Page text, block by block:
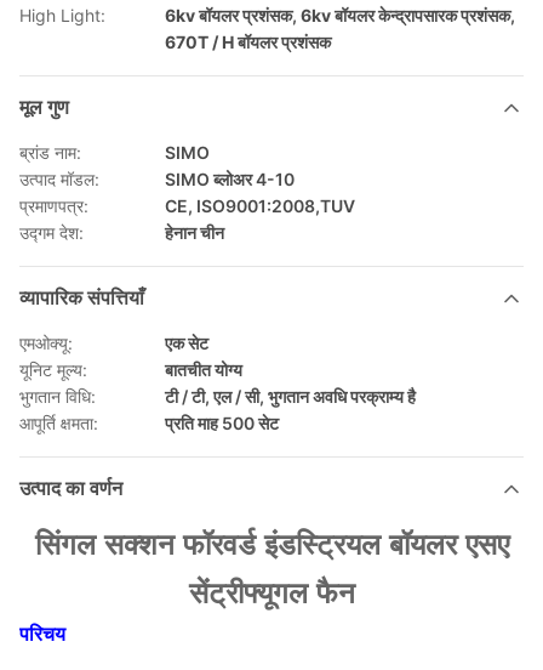
High Light:
6kv बॉयलर प्रशंसक, 6kv बॉयलर केन्द्रापसारक प्रशंसक,
670T / H बॉयलर प्रशंसक
मूल गुण
ब्रांड नाम:
SIMO
उत्पाद मॉडल:
SIMO ब्लोअर 4-10
प्रमाणपत्र:
CE, ISO9001:2008,TUV
उद्गम देश:
हेनान चीन
व्यापारिक संपत्तियाँ
एमओक्यू:
एक सेट
यूनिट मूल्य:
बातचीत योग्य
भुगतान विधि:
टी / टी, एल / सी, भुगतान अवधि परक्राम्य है
आपूर्ति क्षमता:
प्रति माह 500 सेट
उत्पाद का वर्णन
सिंगल सक्शन फॉरवर्ड इंडस्ट्रियल बॉयलर एसए
सेंट्रीफ्यूगल फैन
परिचय